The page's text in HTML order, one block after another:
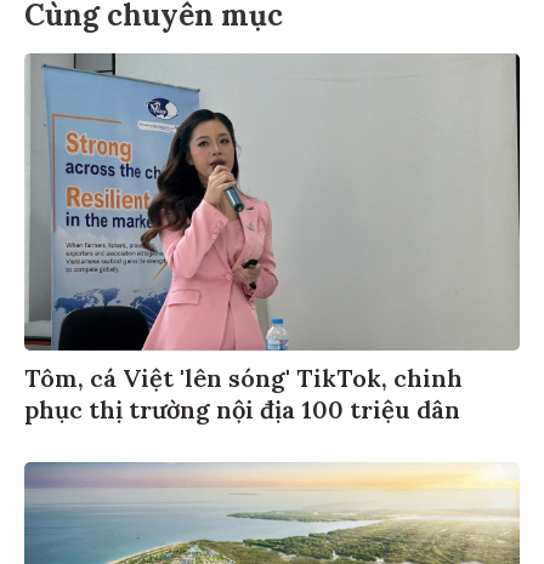
Cùng chuyên mục
Tôm, cá Việt 'lên sóng' TikTok, chinh
phục thị trường nội địa 100 triệu dân